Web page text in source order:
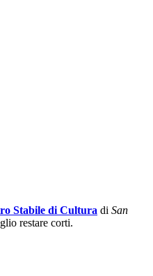
Stabile di Cultura di San
restare corti.